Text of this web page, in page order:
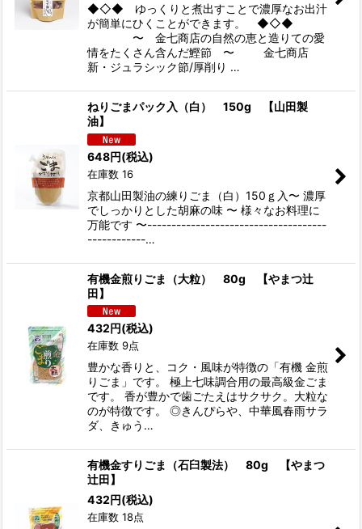
◆◇◆ ゆっくりと煮出すことで濃厚なお出汁
が簡単にひくことができます。 ◆◇◆
〜 金七商店の自然の恵と造りての愛
情をたくさん含んだ鰹節 〜 金七商店
新・ジュラシック節/厚削り …
ねりごまパック入（白） 150g 【山田製
油】
648円(税込)
在庫数 16
京都山田製油の練りごま（白）150ｇ入〜 濃厚
でしっかりとした胡麻の味 〜 様々なお料理に
万能です 〜-------------------------------------
------------…
有機金煎りごま（大粒） 80g 【やまつ辻
田】
432円(税込)
在庫数 9点
豊かな香りと、コク・風味が特徴の「有機 金煎
りごま」です。 極上七味調合用の最高級金ごま
です。 香が豊かで歯ごたえはサクサク。大粒な
のが特徴です。 ◎きんぴらや、中華風春雨サラ
ダ、きゅう…
有機金すりごま（石臼製法） 80g 【やまつ
辻田】
432円(税込)
在庫数 18点